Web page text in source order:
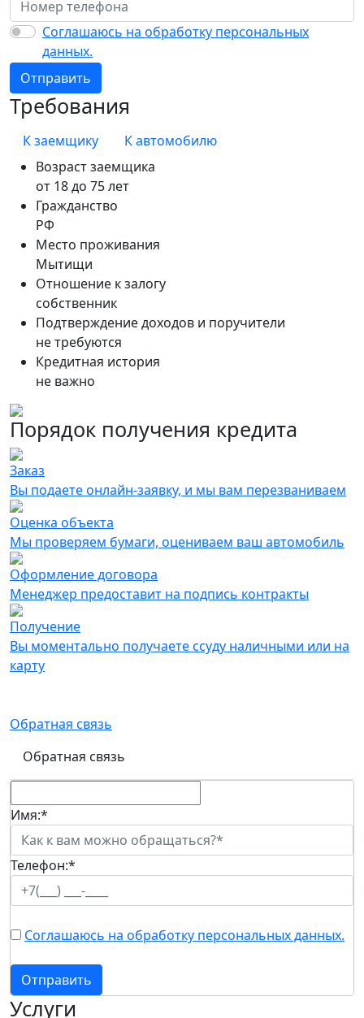
Соглашаюсь на обработку персональных
данных.
Отправить
Требования
К заемщику
К автомобилю
Возраст заемщика
от 18 до 75 лет
Гражданство
РФ
Место проживания
Мытищи
Отношение к залогу
собственник
Подтверждение доходов и поручители
не требуются
Кредитная история
не важно
Порядок получения кредита
Заказ
Вы подаете онлайн-заявку, и мы вам перезваниваем
Оценка объекта
Мы проверяем бумаги, оцениваем ваш автомобиль
Оформление договора
Менеджер предоставит на подпись контракты
Получение
Вы моментально получаете ссуду наличными или на
карту
Обратная связь
Обратная связь
Имя:*
Телефон:*
Соглашаюсь на обработку персональных данных.
Отправить
Услуги